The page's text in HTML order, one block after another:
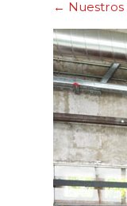
←
Contacto